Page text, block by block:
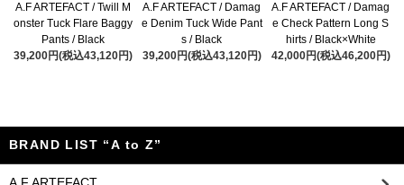
A.F ARTEFACT / Twill M
onster Tuck Flare Baggy
Pants / Black
39,200円(税込43,120円)
A.F ARTEFACT / Damag
e Denim Tuck Wide Pant
s / Black
39,200円(税込43,120円)
A.F ARTEFACT / Damag
e Check Pattern Long S
hirts / Black×White
42,000円(税込46,200円)
BRAND LIST “A to Z”